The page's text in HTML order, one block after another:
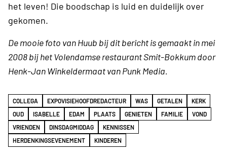
het leven! Die boodschap is luid en duidelijk over
gekomen.
De mooie foto van Huub bij dit bericht is gemaakt in mei
2008 bij het Volendamse restaurant Smit-Bokkum door
Henk-Jan Winkeldermaat van Punk Media.
COLLEGA EXPOVISIEHOOFDREDACTEUR WAS GETALEN
KERK
OUD
ISABELLE EDAM PLAATS GENIETEN FAMILIE
VOND
VRIENDEN
DINSDAGMIDDAG
KENNISSEN
HERDENKINGSEVENEMENT
KINDEREN